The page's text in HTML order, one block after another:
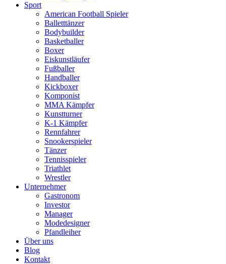
Sport
American Football Spieler
Balletttänzer
Bodybuilder
Basketballer
Boxer
Eiskunstläufer
Fußballer
Handballer
Kickboxer
Komponist
MMA Kämpfer
Kunstturner
K-1 Kämpfer
Rennfahrer
Snookerspieler
Tänzer
Tennisspieler
Triathlet
Wrestler
Unternehmer
Gastronom
Investor
Manager
Modedesigner
Pfandleiher
Über uns
Blog
Kontakt